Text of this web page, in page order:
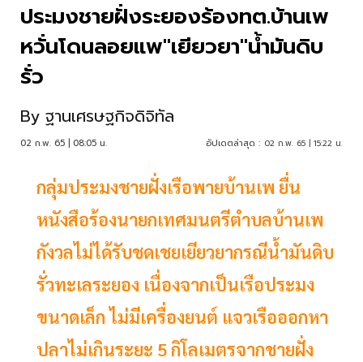
ประมงชายฝั่งระยองร้องทต.บ้านเพ
หวั่นโดนลอยแพ"เยียวยา"น้ำมันดิบ
รั่ว
By ฐานเศรษฐกิจดิจิทัล
02 ก.พ. 65 | 08:05 น. อัปเดตล่าสุด : 02 ก.พ. 65 | 15:22 น.
กลุ่มประมงชายฝั่งเรือพายบ้านเพ ยื่น
หนังสือร้องนายกเทศมนตรีตำบลบ้านเพ
กังวลไม่ได้รับชดเชยเยียวยากรณีน้ำมันดิบ
รั่วทะเลระยอง เนื่องจากเป็นเรือประมง
ขนาดเล็ก ไม่มีเครื่องยนต์ แจวเรือออกหา
ปลาไม่เกินระยะ 5 กิโลเมตรจากชายฝั่ง